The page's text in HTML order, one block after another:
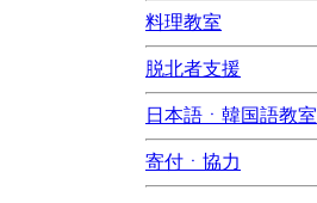
料理教室
脱北者支援
日本語ㆍ韓国語教室
寄付ㆍ協力